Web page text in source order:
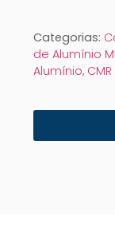
Categorias:
de Alumínio
Alumínio, CMR